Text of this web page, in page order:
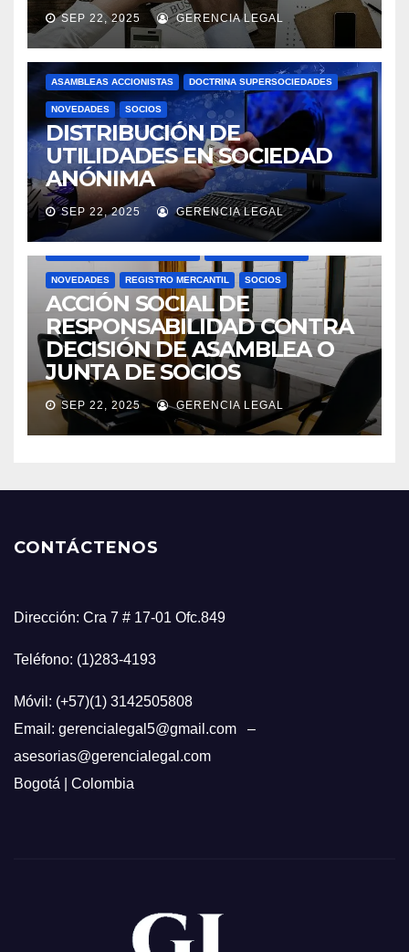
SEP 22, 2025 GERENCIA LEGAL
ASAMBLEAS ACCIONISTAS DOCTRINA SUPERSOCIEDADES
NOVEDADES SOCIOS
DISTRIBUCIÓN DE
UTILIDADES EN SOCIEDAD
ANÓNIMA
SEP 22, 2025 GERENCIA LEGAL
ACTAS ASAMBLEAS ACCIONISTAS
NOVEDADES REGISTRO MERCANTIL SOCIOS
ACCIÓN SOCIAL DE
RESPONSABILIDAD CONTRA
DECISIÓN DE ASAMBLEA O
JUNTA DE SOCIOS
SEP 22, 2025 GERENCIA LEGAL
CONTÁCTENOS
Dirección: Cra 7 # 17-01 Ofc.849
Teléfono: (1)283-4193
Móvil: (+57)(1) 3142505808
Email: gerencialegal5@gmail.com –
asesorias@gerencialegal.com
Bogotá | Colombia